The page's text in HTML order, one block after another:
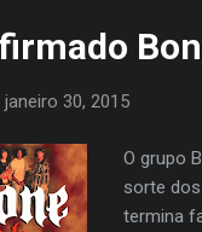
janeiro 30, 2015
O grupo
sorte
termina